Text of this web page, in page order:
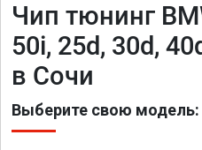
Чип тюнинг
50i, 25d, 30d,
в Сочи
Выберите свою модель: